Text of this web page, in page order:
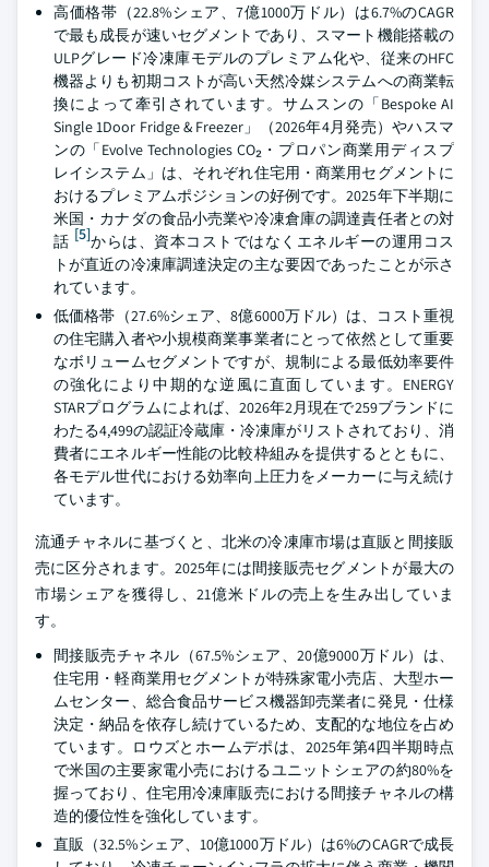
高価格帯（22.8%シェア、7億1000万ドル）は6.7%のCAGR
で最も成長が速いセグメントであり、スマート機能搭載の
ULPグレード冷凍庫モデルのプレミアム化や、従来のHFC
機器よりも初期コストが高い天然冷媒システムへの商業転
換によって牽引されています。サムスンの「Bespoke AI
Single 1Door Fridge & Freezer」（2026年4月発売）やハスマ
ンの「Evolve Technologies CO₂・プロパン商業用ディスプ
レイシステム」は、それぞれ住宅用・商業用セグメントに
おけるプレミアムポジションの好例です。2025年下半期に
米国・カナダの食品小売業や冷凍倉庫の調達責任者との対
話 [5]からは、資本コストではなくエネルギーの運用コス
トが直近の冷凍庫調達決定の主な要因であったことが示さ
れています。
低価格帯（27.6%シェア、8億6000万ドル）は、コスト重視
の住宅購入者や小規模商業事業者にとって依然として重要
なボリュームセグメントですが、規制による最低効率要件
の強化により中期的な逆風に直面しています。ENERGY
STARプログラムによれば、2026年2月現在で259ブランドに
わたる4,499の認証冷蔵庫・冷凍庫がリストされており、消
費者にエネルギー性能の比較枠組みを提供するとともに、
各モデル世代における効率向上圧力をメーカーに与え続け
ています。
流通チャネルに基づくと、北米の冷凍庫市場は直販と間接販
売に区分されます。2025年には間接販売セグメントが最大の
市場シェアを獲得し、21億米ドルの売上を生み出していま
す。
間接販売チャネル（67.5%シェア、20億9000万ドル）は、
住宅用・軽商業用セグメントが特殊家電小売店、大型ホー
ムセンター、総合食品サービス機器卸売業者に発見・仕様
決定・納品を依存し続けているため、支配的な地位を占め
ています。ロウズとホームデポは、2025年第4四半期時点
で米国の主要家電小売におけるユニットシェアの約80%を
握っており、住宅用冷凍庫販売における間接チャネルの構
造的優位性を強化しています。
直販（32.5%シェア、10億1000万ドル）は6%のCAGRで成長